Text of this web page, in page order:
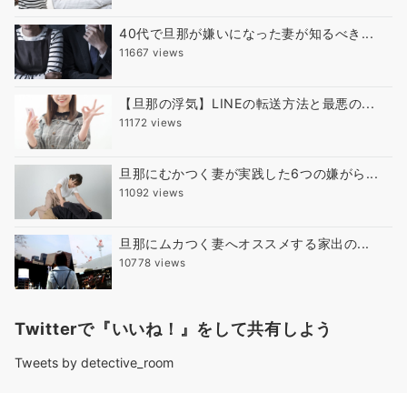
40代で旦那が嫌いになった妻が知るべき...
11667 views
【旦那の浮気】LINEの転送方法と最悪の...
11172 views
旦那にむかつく妻が実践した6つの嫌がら...
11092 views
旦那にムカつく妻へオススメする家出の...
10778 views
Twitterで『いいね！』をして共有しよう
Tweets by detective_room